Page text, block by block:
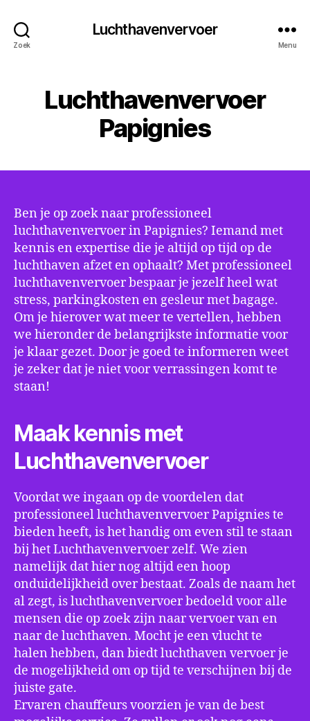
Zoek
Luchthavenvervoer
Menu
Luchthavenvervoer
Papignies
Ben je op zoek naar professioneel
luchthavenvervoer in Papignies? Iemand met
kennis en expertise die je altijd op tijd op de
luchthaven afzet en ophaalt? Met professioneel
luchthavenvervoer bespaar je jezelf heel wat
stress, parkingkosten en gesleur met bagage.
Om je hierover wat meer te vertellen, hebben
we hieronder de belangrijkste informatie voor
je klaar gezet. Door je goed te informeren weet
je zeker dat je niet voor verrassingen komt te
staan!
Maak kennis met
Luchthavenvervoer
Voordat we ingaan op de voordelen dat
professioneel luchthavenvervoer Papignies te
bieden heeft, is het handig om even stil te staan
bij het Luchthavenvervoer zelf. We zien
namelijk dat hier nog altijd een hoop
onduidelijkheid over bestaat. Zoals de naam het
al zegt, is luchthavenvervoer bedoeld voor alle
mensen die op zoek zijn naar vervoer van en
naar de luchthaven. Mocht je een vlucht te
halen hebben, dan biedt luchthaven vervoer je
de mogelijkheid om op tijd te verschijnen bij de
juiste gate.
Ervaren chauffeurs voorzien je van de best